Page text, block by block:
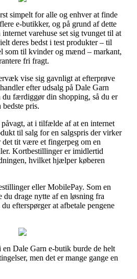
simpelt for alle og enhver at finde
e-butikker, og på grund af dette
varehuse set sig tvunget til at
deres bedst i test produkter – til
som til kvinder og mænd – markant,
fri fragt.
vise sig gavnligt at efterprøve
efter udsalg på Dale Garn
færdiggør din shopping, så du er
bedste pris.
at i tilfælde af at en internet
til salg for en salgspris der virker
det tit være et fingerpeg om en
Kortbestillinger er imidlertid
hvilket hjælper køberen
eller MobilePay. Som en
drage nytte af en løsning fra
efterspørger at afbetale pengene
Dale Garn e-butik burde de helt
men det er mange gange en